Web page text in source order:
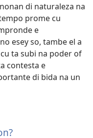
di naturaleza na
prome cu
e
esey so, tambe el a
ta subi na poder of
contesta e
di bida na un